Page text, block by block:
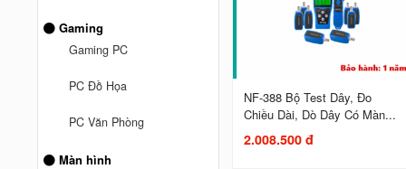
Gaming
Gaming PC
PC Đồ Họa
PC Văn Phòng
Màn hình
NF-388 Bộ Test Dây, Đo
Chiều Dài, Dò Dây Có Màn...
2.008.500 đ